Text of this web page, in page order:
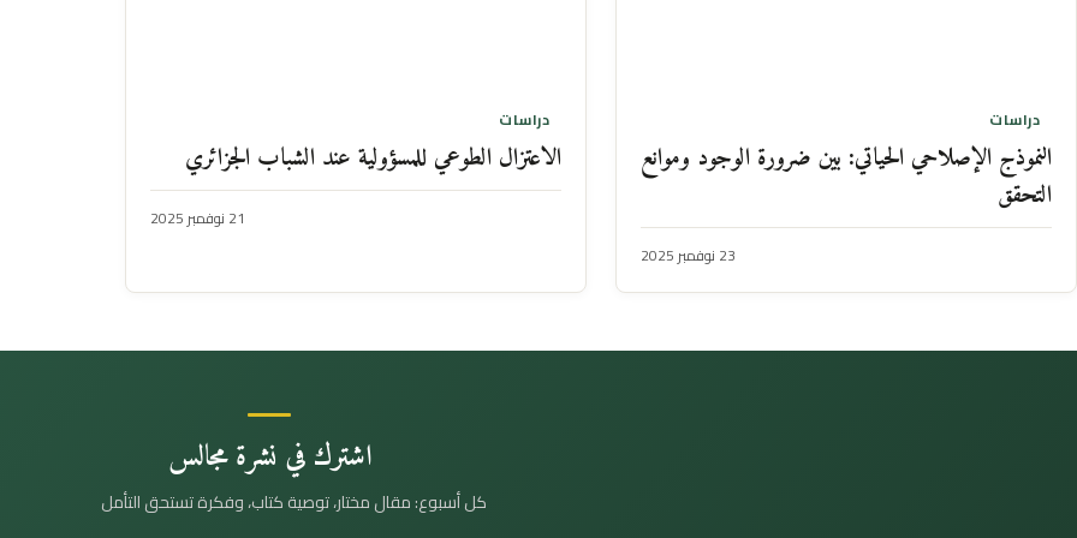
دراسات
النموذج الإصلاحي الحياتي: بين ضرورة الوجود وموانع
التحقق
23 نوفمبر 2025
دراسات
الاعتزال الطوعي للمسؤولية عند الشباب الجزائري
21 نوفمبر 2025
اشترك في نشرة مجالس
كل أسبوع: مقال مختار، توصية كتاب، وفكرة تستحق التأمل